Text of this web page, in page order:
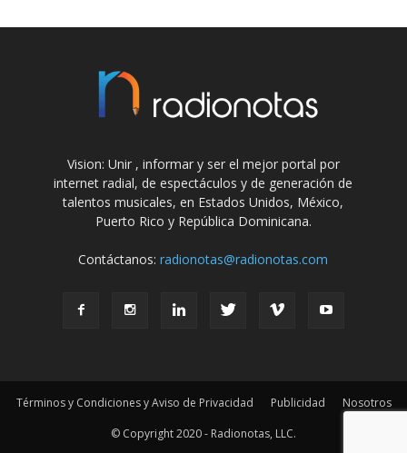
Vision: Unir , informar y ser el mejor portal por
internet radial, de espectáculos y de generación de
talentos musicales, en Estados Unidos, México,
Puerto Rico y República Dominicana.
Contáctanos:radionotas@radionotas.com
Términos y Condiciones y Aviso de Privacidad Publicidad
Nosotros
© Copyright 2020 - Radionotas, LLC.